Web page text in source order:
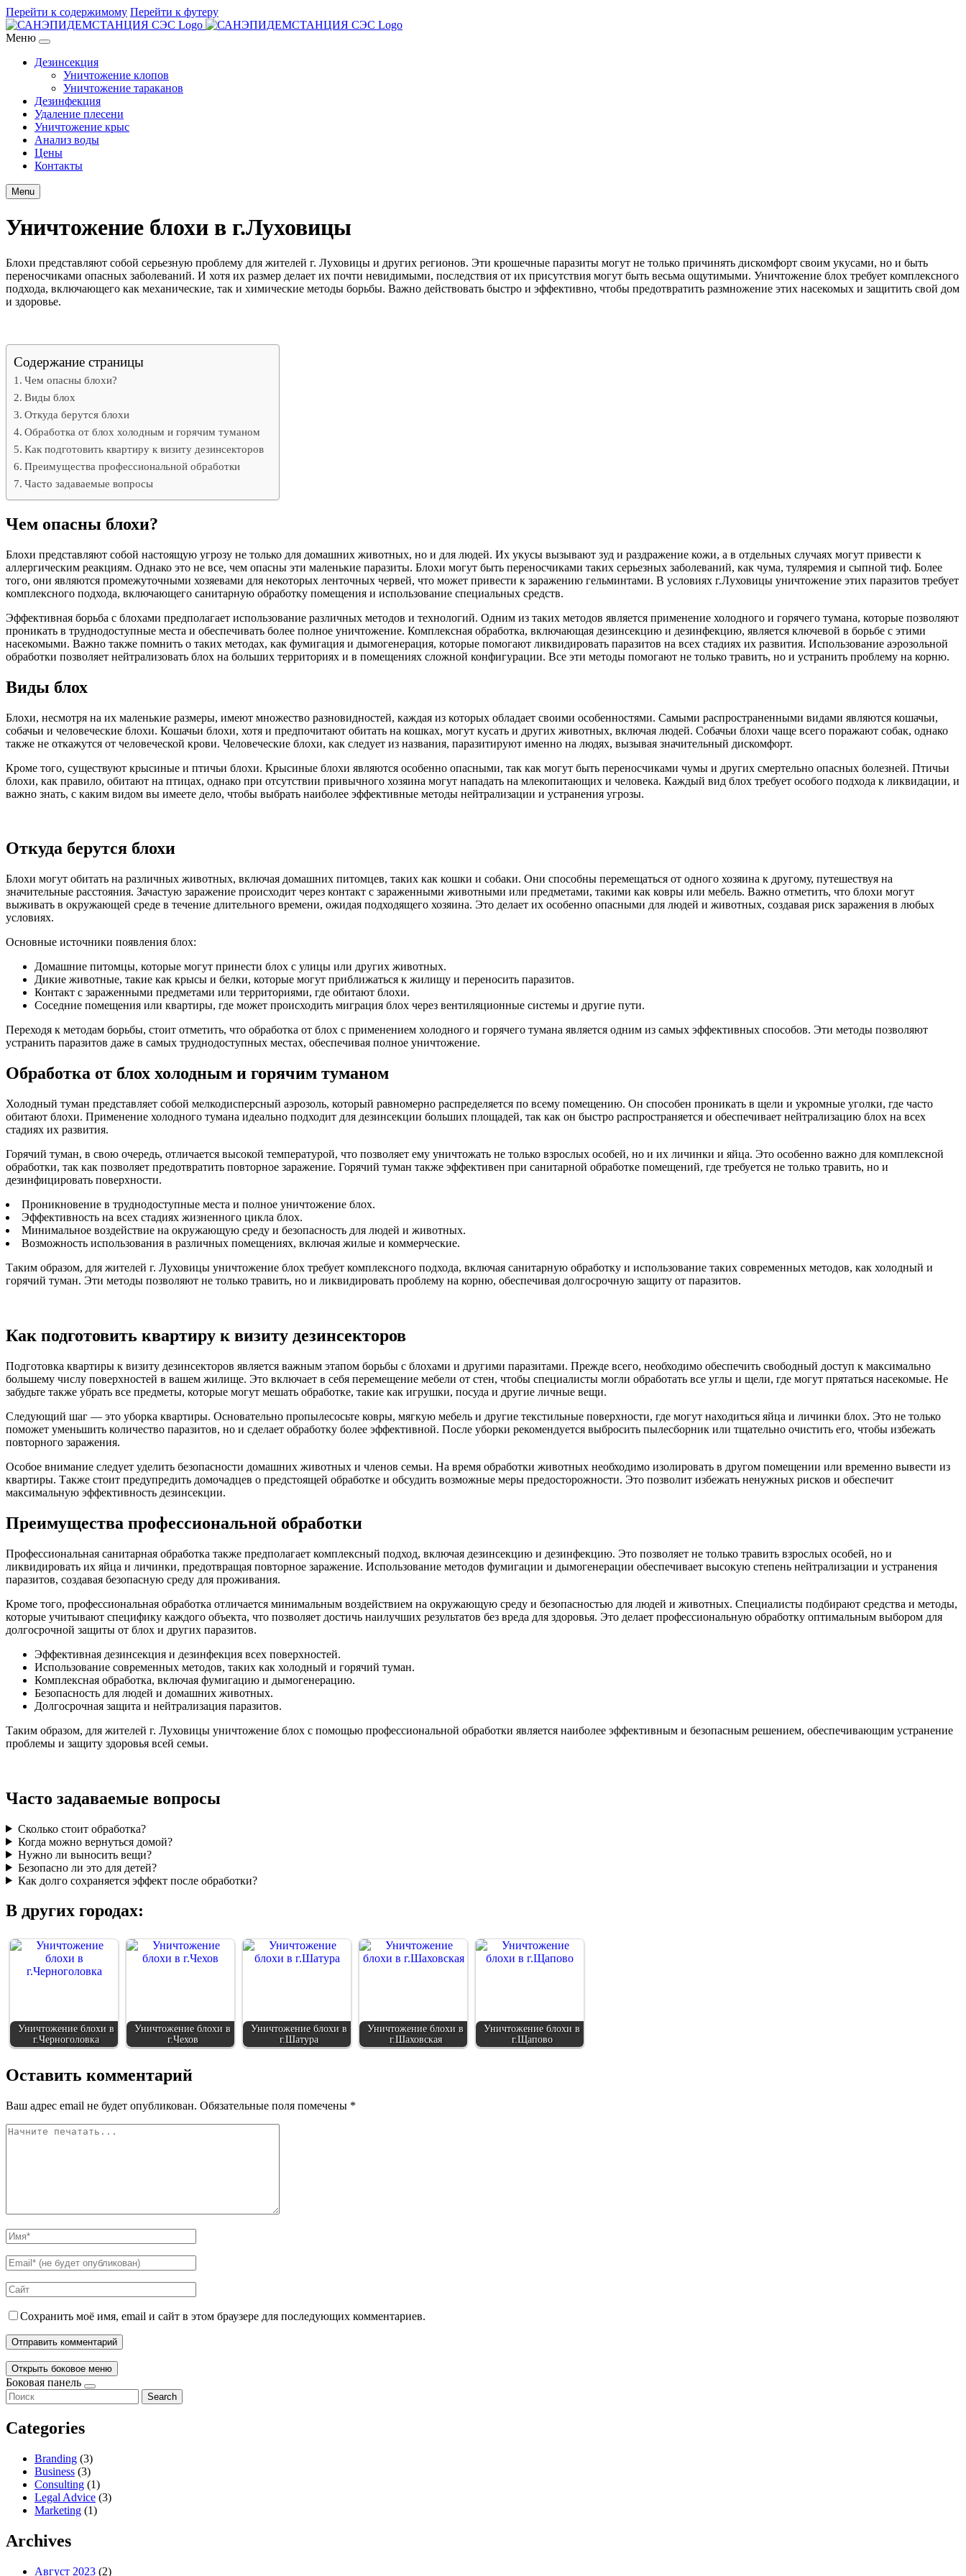
Перейти к содержимому Перейти к футеру
Меню
Дезинсекция
Уничтожение клопов
Уничтожение тараканов
Дезинфекция
Удаление плесени
Уничтожение крыс
Анализ воды
Цены
Контакты
Menu
Уничтожение блохи в г.Луховицы
Блохи представляют собой серьезную проблему для жителей г. Луховицы и других регионов. Эти крошечные паразиты могут не только причинять дискомфорт своим укусами, но и быть
переносчиками опасных заболеваний. И хотя их размер делает их почти невидимыми, последствия от их присутствия могут быть весьма ощутимыми. Уничтожение блох требует комплексного
подхода, включающего как механические, так и химические методы борьбы. Важно действовать быстро и эффективно, чтобы предотвратить размножение этих насекомых и защитить свой дом
и здоровье.
Содержание страницы
Чем опасны блохи?
Виды блох
Откуда берутся блохи
Обработка от блох холодным и горячим туманом
Как подготовить квартиру к визиту дезинсекторов
Преимущества профессиональной обработки
Часто задаваемые вопросы
Чем опасны блохи?
Блохи представляют собой настоящую угрозу не только для домашних животных, но и для людей. Их укусы вызывают зуд и раздражение кожи, а в отдельных случаях могут привести к
аллергическим реакциям. Однако это не все, чем опасны эти маленькие паразиты. Блохи могут быть переносчиками таких серьезных заболеваний, как чума, туляремия и сыпной тиф. Более
того, они являются промежуточными хозяевами для некоторых ленточных червей, что может привести к заражению гельминтами. В условиях г.Луховицы уничтожение этих паразитов требует
комплексного подхода, включающего санитарную обработку помещения и использование специальных средств.
Эффективная борьба с блохами предполагает использование различных методов и технологий. Одним из таких методов является применение холодного и горячего тумана, которые позволяют
проникать в труднодоступные места и обеспечивать более полное уничтожение. Комплексная обработка, включающая дезинсекцию и дезинфекцию, является ключевой в борьбе с этими
насекомыми. Важно также помнить о таких методах, как фумигация и дымогенерация, которые помогают ликвидировать паразитов на всех стадиях их развития. Использование аэрозольной
обработки позволяет нейтрализовать блох на больших территориях и в помещениях сложной конфигурации. Все эти методы помогают не только травить, но и устранить проблему на корню.
Виды блох
Блохи, несмотря на их маленькие размеры, имеют множество разновидностей, каждая из которых обладает своими особенностями. Самыми распространенными видами являются кошачьи,
собачьи и человеческие блохи. Кошачьи блохи, хотя и предпочитают обитать на кошках, могут кусать и других животных, включая людей. Собачьи блохи чаще всего поражают собак, однако
также не откажутся от человеческой крови. Человеческие блохи, как следует из названия, паразитируют именно на людях, вызывая значительный дискомфорт.
Кроме того, существуют крысиные и птичьи блохи. Крысиные блохи являются особенно опасными, так как могут быть переносчиками чумы и других смертельно опасных болезней. Птичьи
блохи, как правило, обитают на птицах, однако при отсутствии привычного хозяина могут нападать на млекопитающих и человека. Каждый вид блох требует особого подхода к ликвидации, и
важно знать, с каким видом вы имеете дело, чтобы выбрать наиболее эффективные методы нейтрализации и устранения угрозы.
Откуда берутся блохи
Блохи могут обитать на различных животных, включая домашних питомцев, таких как кошки и собаки. Они способны перемещаться от одного хозяина к другому, путешествуя на
значительные расстояния. Зачастую заражение происходит через контакт с зараженными животными или предметами, такими как ковры или мебель. Важно отметить, что блохи могут
выживать в окружающей среде в течение длительного времени, ожидая подходящего хозяина. Это делает их особенно опасными для людей и животных, создавая риск заражения в любых
условиях.
Основные источники появления блох:
Домашние питомцы, которые могут принести блох с улицы или других животных.
Дикие животные, такие как крысы и белки, которые могут приближаться к жилищу и переносить паразитов.
Контакт с зараженными предметами или территориями, где обитают блохи.
Соседние помещения или квартиры, где может происходить миграция блох через вентиляционные системы и другие пути.
Переходя к методам борьбы, стоит отметить, что обработка от блох с применением холодного и горячего тумана является одним из самых эффективных способов. Эти методы позволяют
устранить паразитов даже в самых труднодоступных местах, обеспечивая полное уничтожение.
Обработка от блох холодным и горячим туманом
Холодный туман представляет собой мелкодисперсный аэрозоль, который равномерно распределяется по всему помещению. Он способен проникать в щели и укромные уголки, где часто
обитают блохи. Применение холодного тумана идеально подходит для дезинсекции больших площадей, так как он быстро распространяется и обеспечивает нейтрализацию блох на всех
стадиях их развития.
Горячий туман, в свою очередь, отличается высокой температурой, что позволяет ему уничтожать не только взрослых особей, но и их личинки и яйца. Это особенно важно для комплексной
обработки, так как позволяет предотвратить повторное заражение. Горячий туман также эффективен при санитарной обработке помещений, где требуется не только травить, но и
дезинфицировать поверхности.
Проникновение в труднодоступные места и полное уничтожение блох.
Эффективность на всех стадиях жизненного цикла блох.
Минимальное воздействие на окружающую среду и безопасность для людей и животных.
Возможность использования в различных помещениях, включая жилые и коммерческие.
Таким образом, для жителей г. Луховицы уничтожение блох требует комплексного подхода, включая санитарную обработку и использование таких современных методов, как холодный и
горячий туман. Эти методы позволяют не только травить, но и ликвидировать проблему на корню, обеспечивая долгосрочную защиту от паразитов.
Как подготовить квартиру к визиту дезинсекторов
Подготовка квартиры к визиту дезинсекторов является важным этапом борьбы с блохами и другими паразитами. Прежде всего, необходимо обеспечить свободный доступ к максимально
большему числу поверхностей в вашем жилище. Это включает в себя перемещение мебели от стен, чтобы специалисты могли обработать все углы и щели, где могут прятаться насекомые. Не
забудьте также убрать все предметы, которые могут мешать обработке, такие как игрушки, посуда и другие личные вещи.
Следующий шаг — это уборка квартиры. Основательно пропылесосьте ковры, мягкую мебель и другие текстильные поверхности, где могут находиться яйца и личинки блох. Это не только
поможет уменьшить количество паразитов, но и сделает обработку более эффективной. После уборки рекомендуется выбросить пылесборник или тщательно очистить его, чтобы избежать
повторного заражения.
Особое внимание следует уделить безопасности домашних животных и членов семьи. На время обработки животных необходимо изолировать в другом помещении или временно вывести из
квартиры. Также стоит предупредить домочадцев о предстоящей обработке и обсудить возможные меры предосторожности. Это позволит избежать ненужных рисков и обеспечит
максимальную эффективность дезинсекции.
Преимущества профессиональной обработки
Профессиональная санитарная обработка также предполагает комплексный подход, включая дезинсекцию и дезинфекцию. Это позволяет не только травить взрослых особей, но и
ликвидировать их яйца и личинки, предотвращая повторное заражение. Использование методов фумигации и дымогенерации обеспечивает высокую степень нейтрализации и устранения
паразитов, создавая безопасную среду для проживания.
Кроме того, профессиональная обработка отличается минимальным воздействием на окружающую среду и безопасностью для людей и животных. Специалисты подбирают средства и методы,
которые учитывают специфику каждого объекта, что позволяет достичь наилучших результатов без вреда для здоровья. Это делает профессиональную обработку оптимальным выбором для
долгосрочной защиты от блох и других паразитов.
Эффективная дезинсекция и дезинфекция всех поверхностей.
Использование современных методов, таких как холодный и горячий туман.
Комплексная обработка, включая фумигацию и дымогенерацию.
Безопасность для людей и домашних животных.
Долгосрочная защита и нейтрализация паразитов.
Таким образом, для жителей г. Луховицы уничтожение блох с помощью профессиональной обработки является наиболее эффективным и безопасным решением, обеспечивающим устранение
проблемы и защиту здоровья всей семьи.
Часто задаваемые вопросы
Сколько стоит обработка?
Когда можно вернуться домой?
Нужно ли выносить вещи?
Безопасно ли это для детей?
Как долго сохраняется эффект после обработки?
В других городах:
Уничтожение блохи в
г.Черноголовка
Уничтожение блохи в
г.Чехов
Уничтожение блохи в
г.Шатура
Уничтожение блохи в
г.Шаховская
Уничтожение блохи в
г.Щапово
Оставить комментарий
Ваш адрес email не будет опубликован. Обязательные поля помечены *
Сохранить моё имя, email и сайт в этом браузере для последующих комментариев.
Открыть боковое меню
Боковая панель
Search
Categories
Branding (3)
Business (3)
Consulting (1)
Legal Advice (3)
Marketing (1)
Archives
Август 2023 (2)